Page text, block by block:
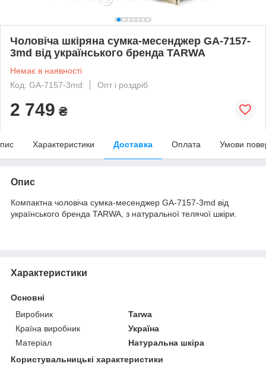
Чоловіча шкіряна сумка-месенджер GA-7157-
3md від українського бренда TARWA
Немає в наявності
Код: GA-7157-3md
Опт і роздріб
2 749 ₴
Характеристики Доставка Оплата Умови
Опис
Компактна чоловіча сумка-месенджер GA-7157-3md від
українського бренда TARWA, з натуральної телячої шкіри.
Характеристики
Основні
Виробник
Tarwa
Країна виробник
Україна
Матеріал
Натуральна шкіра
Користувальницькі характеристики